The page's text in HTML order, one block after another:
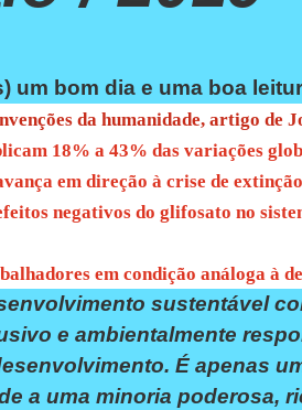
um bom dia e uma boa
da humanidade, artigo de
18% a 43% das variações
em direção à crise de
negativos do glifosato no
em condição análoga à
sustentável
e ambientalmente
É apenas
a uma minoria poderosa,